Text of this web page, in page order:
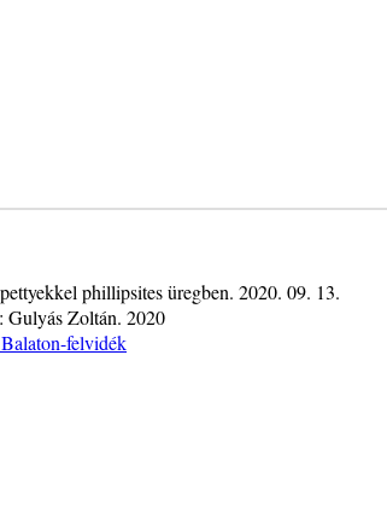
phillipsites üregben. 2020. 09. 13.
Gulyás Zoltán. 2020
felvidék